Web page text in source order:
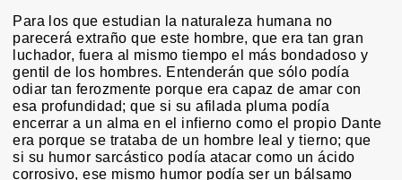
Para los que estudian la naturaleza humana no
parecerá extraño que este hombre, que era tan gran
luchador, fuera al mismo tiempo el más bondadoso y
gentil de los hombres. Entenderán que sólo podía
odiar tan ferozmente porque era capaz de amar con
esa profundidad; que si su afilada pluma podía
encerrar a un alma en el infierno como el propio Dante
era porque se trataba de un hombre leal y tierno; que
si su humor sarcástico podía atacar como un ácido
corrosivo, ese mismo humor podía ser un bálsamo